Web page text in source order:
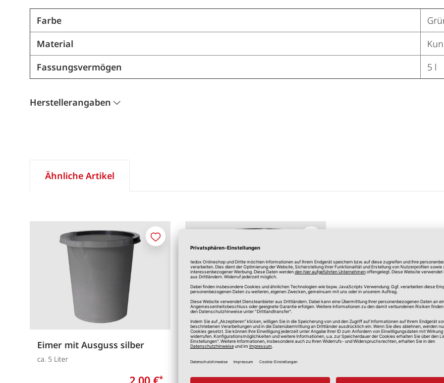
Farbe
Material
Fassungsvermögen
5 l
Herstellerangaben
Ähnliche Artikel
Eimer mit Ausguss silber
ca. 5 Liter
*
Merken
Eimer mit Ausguss 10L silber
Praktischer 10L Eimer mit Ausg
*